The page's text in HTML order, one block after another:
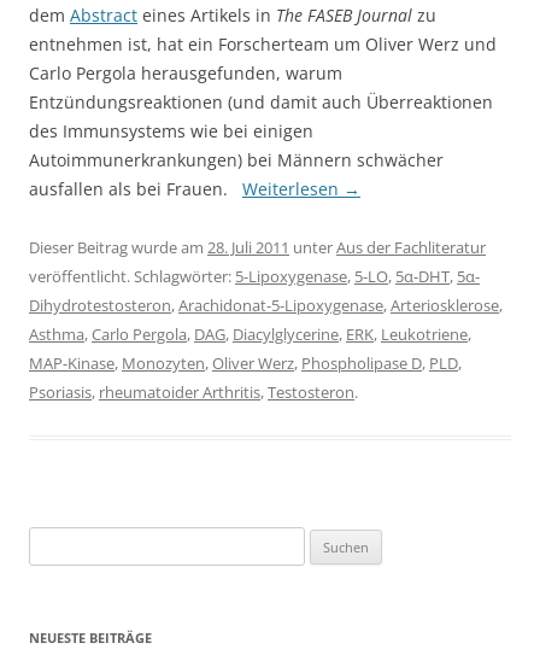
dem Abstract eines Artikels in The FASEB Journal zu
entnehmen ist, hat ein Forscherteam um Oliver Werz und
Carlo Pergola herausgefunden, warum
Entzündungsreaktionen (und damit auch Überreaktionen
des Immunsystems wie bei einigen
Autoimmunerkrankungen) bei Männern schwächer
ausfallen als bei Frauen. Weiterlesen →
Dieser Beitrag wurde am 28. Juli 2011 unterAus der Fachliteratur
veröffentlicht. Schlagwörter: 5-Lipoxygenase, 5-LO, 5α-DHT, 5α-
Dihydrotestosteron,Arachidonat-5-Lipoxygenase,Arteriosklerose,
Asthma,Carlo Pergola, DAG, Diacylglycerine, ERK, Leukotriene,
MAP-Kinase, Monozyten,Oliver Werz, Phospholipase D, PLD,
Psoriasis, rheumatoider Arthritis,Testosteron.
nach:
NEUESTE BEITRÄGE